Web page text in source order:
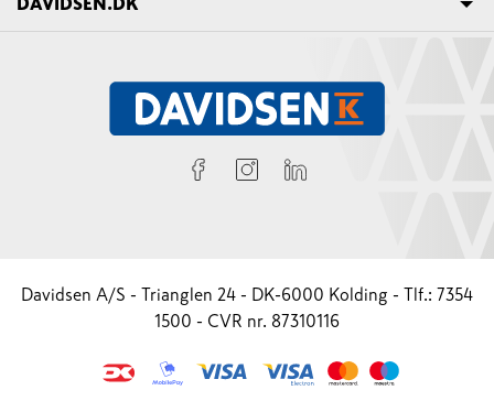
Davidsen A/S - Trianglen 24 - DK-6000 Kolding - Tlf.: 7354
1500 - CVR nr. 87310116